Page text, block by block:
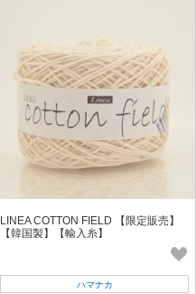
LINEA COTTON FIELD 【限定販売】
【韓国製】【輸入糸】
ハマナカ